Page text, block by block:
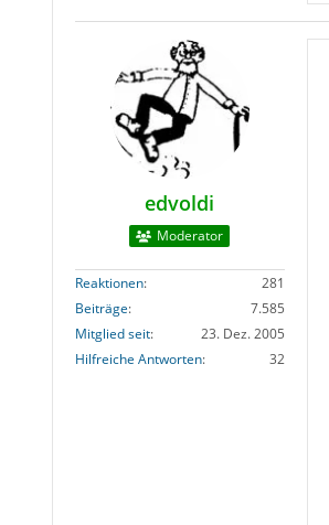
edvoldi
Moderator
Reaktionen
281
Beiträge
7.585
Mitglied seit
23. Dez. 2005
Hilfreiche Antworten
32